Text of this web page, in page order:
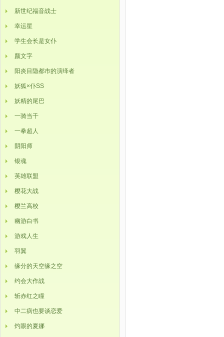
新世纪福音战士
幸运星
学生会长是女仆
颜文字
阳炎目隐都市的演绎者
妖狐×仆SS
妖精的尾巴
一骑当千
一拳超人
阴阳师
银魂
英雄联盟
樱花大战
樱兰高校
幽游白书
游戏人生
羽翼
缘分的天空缘之空
约会大作战
斩赤红之瞳
中二病也要谈恋爱
灼眼的夏娜